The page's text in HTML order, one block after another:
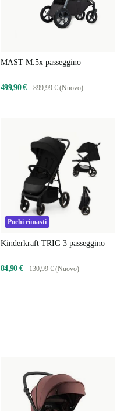
MAST M.5x passeggino
499,90 € 899,99 € (Nuovo)
Pochi rimasti
Kinderkraft TRIG 3 passeggino
84,90 € 130,99 € (Nuovo)